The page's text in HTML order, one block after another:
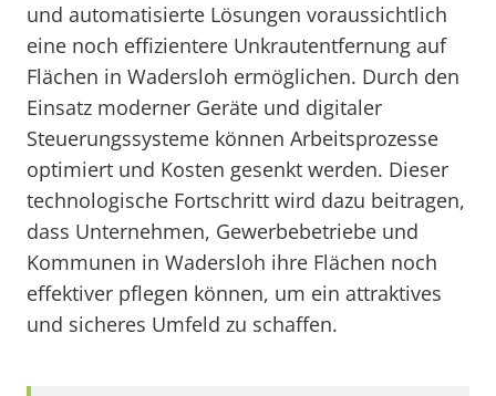
und automatisierte Lösungen voraussichtlich
eine noch effizientere Unkrautentfernung auf
Flächen in Wadersloh ermöglichen. Durch den
Einsatz moderner Geräte und digitaler
Steuerungssysteme können Arbeitsprozesse
optimiert und Kosten gesenkt werden. Dieser
technologische Fortschritt wird dazu beitragen,
dass Unternehmen, Gewerbebetriebe und
Kommunen in Wadersloh ihre Flächen noch
effektiver pflegen können, um ein attraktives
und sicheres Umfeld zu schaffen.